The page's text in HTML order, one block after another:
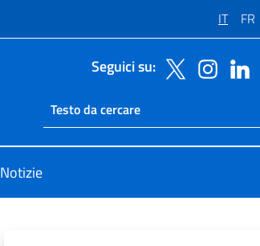
IT FR
Seguici su:
Ricerca sito live
Cerca nel sito
Notizie